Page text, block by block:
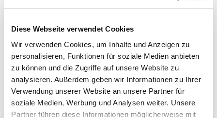
Diese Webseite verwendet Cookies
Wir verwenden Cookies, um Inhalte und Anzeigen zu
personalisieren, Funktionen für soziale Medien anbieten
zu können und die Zugriffe auf unsere Website zu
analysieren. Außerdem geben wir Informationen zu Ihrer
Verwendung unserer Website an unsere Partner für
soziale Medien, Werbung und Analysen weiter. Unsere
Partner führen diese Informationen möglicherweise mit
PIONEER CDJ 350
IN DEN WARENKORB